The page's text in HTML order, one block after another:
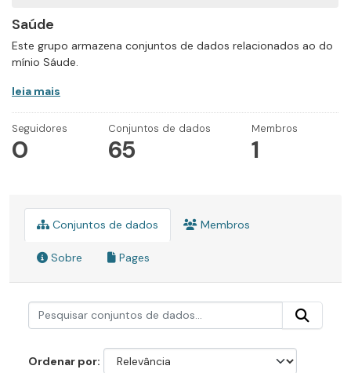
Saúde
Este grupo armazena conjuntos de dados relacionados ao do
mínio Sáude.
leia mais
Seguidores
0
Conjuntos de dados
65
Membros
1
Conjuntos de dados Membros
Sobre Pages
Ordenar por